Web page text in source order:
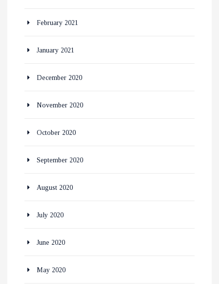
February 2021
January 2021
December 2020
November 2020
October 2020
September 2020
August 2020
July 2020
June 2020
May 2020